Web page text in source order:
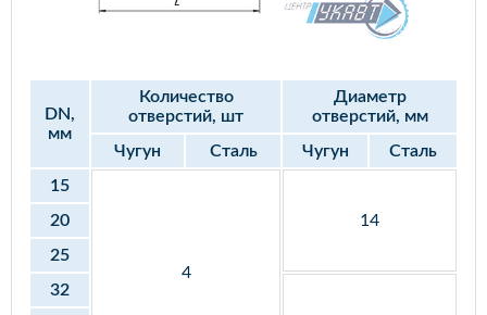
DN,
мм
Количество
отверстий, шт
Диаметр
отверстий, мм
Чугун
Сталь Чугун
Сталь
15
4
14
20
25
32